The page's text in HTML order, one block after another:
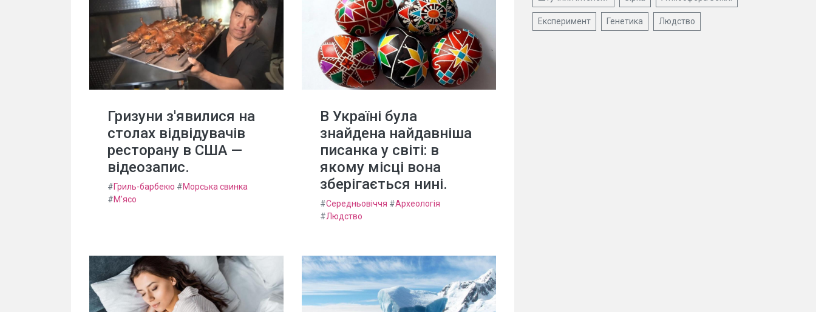
Гризуни з'явилися на
столах відвідувачів
ресторану в США —
відеозапис.
#Гриль-барбекю #Морська свинка
#М'ясо
В Україні була
знайдена найдавніша
писанка у світі: в
якому місці вона
зберігається нині.
#Середньовіччя #Археологія
#Людство
Експеримент Генетика Людство